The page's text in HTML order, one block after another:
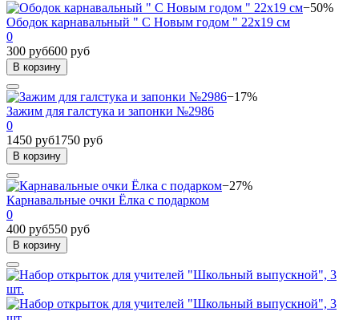
−50%
Ободок карнавальный " С Новым годом " 22х19 см
0
300 руб600 руб
В корзину
−17%
Зажим для галстука и запонки №2986
0
1450 руб1750 руб
В корзину
−27%
Карнавальные очки Ёлка с подарком
0
400 руб550 руб
В корзину